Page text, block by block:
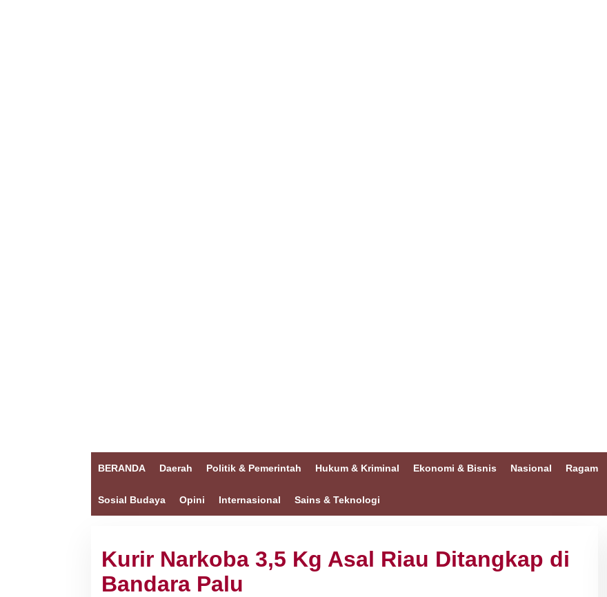
BERANDA Daerah Politik & Pemerintah Hukum & Kriminal Ekonomi & Bisnis Nasional Ragam
Sosial Budaya Opini Internasional Sains & Teknologi
Kurir Narkoba 3,5 Kg Asal Riau Ditangkap di
Bandara Palu